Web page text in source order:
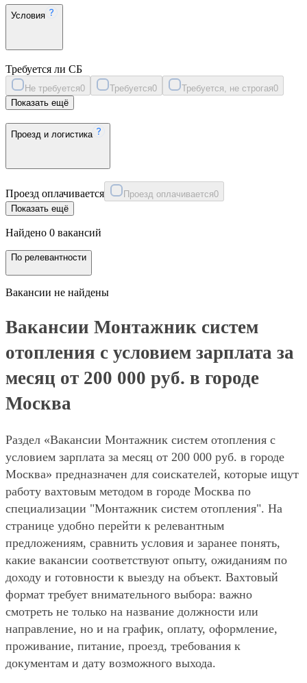
Условия
Требуется ли СБ
Не требуется0 Требуется0 Требуется, не строгая0
Показать ещё
Проезд и логистика
Проезд оплачивается Проезд оплачивается0
Показать ещё
Найдено 0 вакансий
По релевантности
Вакансии не найдены
Вакансии Монтажник систем
отопления с условием зарплата за
месяц от 200 000 руб. в городе
Москва
Раздел «Вакансии Монтажник систем отопления с
условием зарплата за месяц от 200 000 руб. в городе
Москва» предназначен для соискателей, которые ищут
работу вахтовым методом в городе Москва по
специализации "Монтажник систем отопления". На
странице удобно перейти к релевантным
предложениям, сравнить условия и заранее понять,
какие вакансии соответствуют опыту, ожиданиям по
доходу и готовности к выезду на объект. Вахтовый
формат требует внимательного выбора: важно
смотреть не только на название должности или
направление, но и на график, оплату, оформление,
проживание, питание, проезд, требования к
документам и дату возможного выхода.